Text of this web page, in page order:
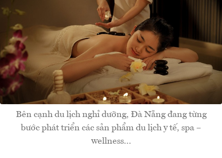
Bên cạnh du lịch nghỉ dưỡng, Đà Nẵng đang từng
bước phát triển các sản phẩm du lịch y tế, spa –
wellness...